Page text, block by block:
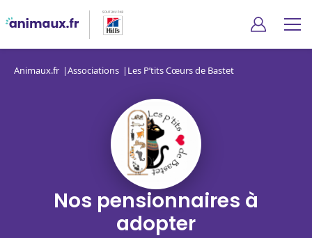
Animaux.fr Associations Les P’tits Cœurs de Bastet
Nos pensionnaires à
adopter